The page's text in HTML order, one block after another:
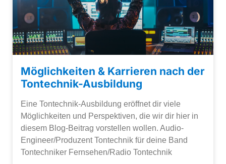
Möglichkeiten & Karrieren nach der
Tontechnik-Ausbildung
Eine Tontechnik-Ausbildung eröffnet dir viele
Möglichkeiten und Perspektiven, die wir dir hier in
diesem Blog-Beitrag vorstellen wollen. Audio-
Engineer/Produzent Tontechnik für deine Band
Tontechniker Fernsehen/Radio Tontechnik